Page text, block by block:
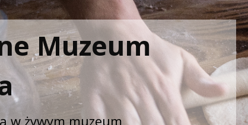
Muzeum
w żywym muzeum